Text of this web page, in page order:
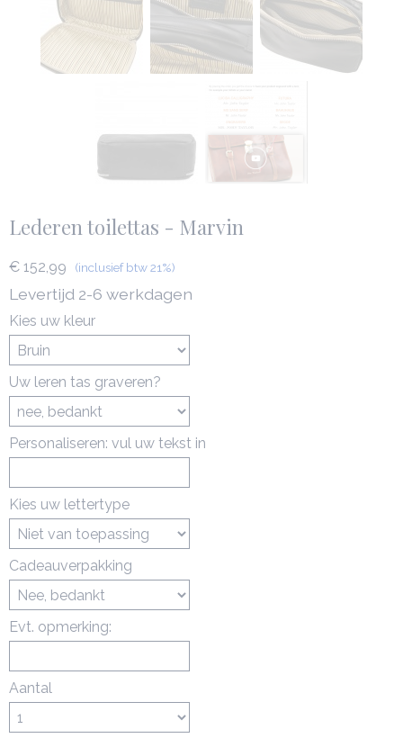
Lederen toilettas - Marvin
€ 152,99 (inclusief btw 21%)
Levertijd 2-6 werkdagen
Kies uw kleur
Uw leren tas graveren?
Personaliseren: vul uw tekst in
Kies uw lettertype
Cadeauverpakking
Evt. opmerking:
Aantal